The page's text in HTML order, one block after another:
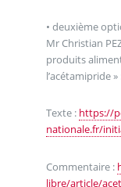
• deuxième
Mr Christian
produits
l’acétamipride
Texte : https://
nationale.fr/
Commentaire :
libre/article/